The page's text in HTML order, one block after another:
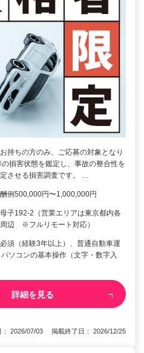
持ちの方のみ、ご応募の対象となり
損害状態を鑑定し、事故の整合性を
させる損害調査です。 …
例500,000円〜1,000,000円
子192-2（営業エリアは東京都内各
辺 ※フルリモート対応）
須（経験3年以上）、普通自動車運
ソコンの基本操作（文字・数字入
詳細を見る
： 2026/07/03 掲載終了日： 2026/12/25